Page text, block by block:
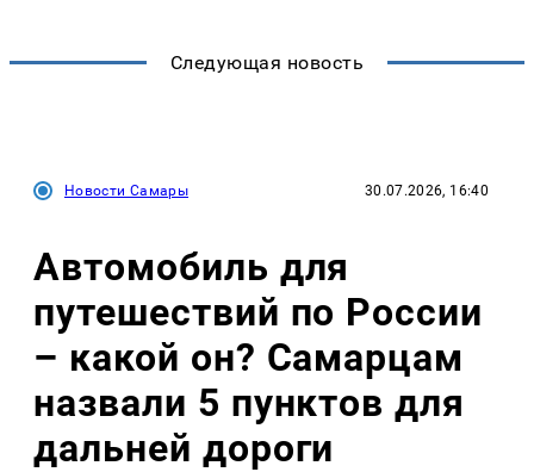
Следующая новость
Новости Самары 30.07.2026, 16:40
Автомобиль для
путешествий по России
– какой он? Самарцам
назвали 5 пунктов для
дальней дороги